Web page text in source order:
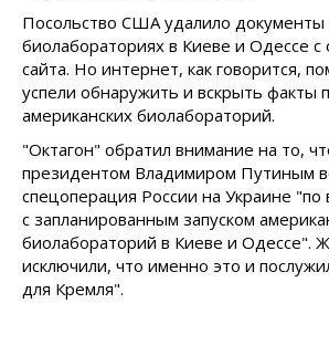
Посольство США удалило документы
биолабораториях в Киеве и Одессе с
сайта. Но интернет, как говорится,
успели обнаружить и вскрыть факты
американских биолабораторий.
"Октагон" обратил внимание на то,
президентом Владимиром Путиным
спецоперация России на Украине "по
с запланированным запуском
биолабораторий в Киеве и Одессе".
исключили, что именно это и
для Кремля".